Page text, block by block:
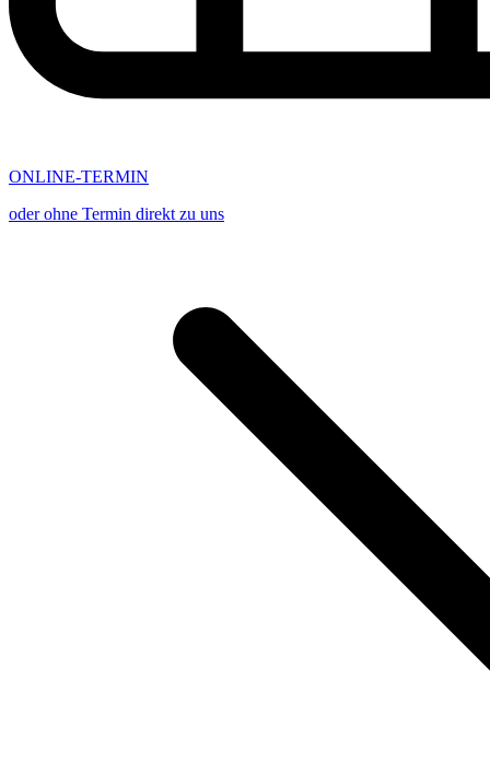
ONLINE-TERMIN
oder ohne Termin direkt zu uns